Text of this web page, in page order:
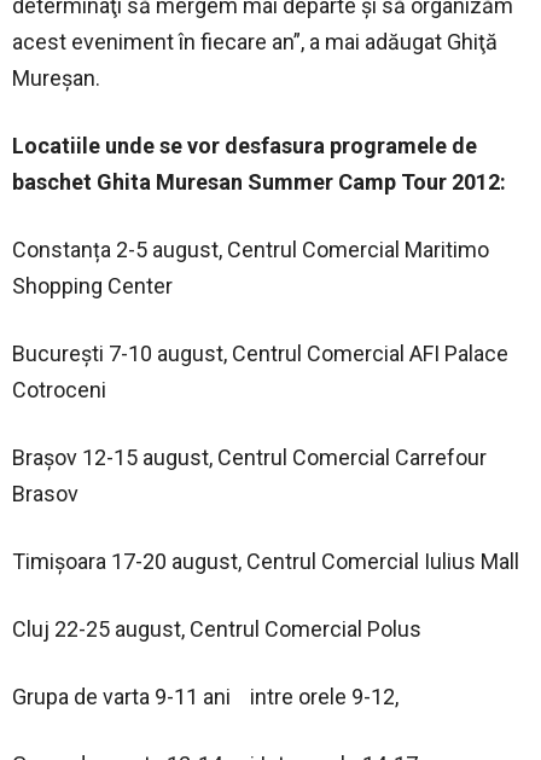
acest eveniment în fiecare an”, a mai adăugat Ghiţă
Mureşan.
Locatiile unde se vor desfasura programele de
baschet Ghita Muresan Summer Camp Tour 2012:
Constanța 2-5 august, Centrul Comercial Maritimo
Shopping Center
București 7-10 august, Centrul Comercial AFI Palace
Cotroceni
Brașov 12-15 august, Centrul Comercial Carrefour
Brasov
Timișoara 17-20 august, Centrul Comercial Iulius Mall
Cluj 22-25 august, Centrul Comercial Polus
Grupa de varta 9-11 ani intre orele 9-12,